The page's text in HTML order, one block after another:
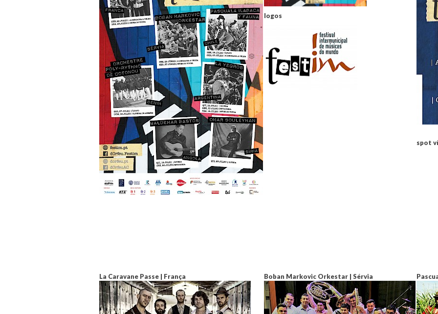
logos
spot
La Caravane Passe | França Boban Markovic Orkestar | Sérvia